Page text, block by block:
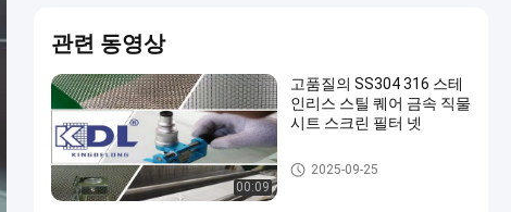
관련 동영상
00:09
고품질의 SS304 316 스테
인리스 스틸 퀘어 금속 직물
시트 스크린 필터 넷
스테인레스 강 와이어 메쉬 스
크린
2025-09-25